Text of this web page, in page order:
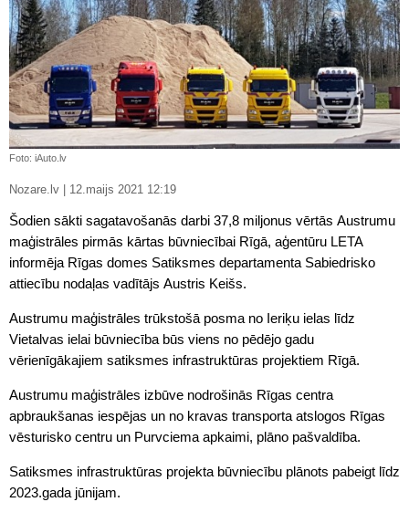
Foto: iAuto.lv
Nozare.lv | 12.maijs 2021 12:19
Šodien sākti sagatavošanās darbi 37,8 miljonus vērtās Austrumu
maģistrāles pirmās kārtas būvniecībai Rīgā, aģentūru LETA
informēja Rīgas domes Satiksmes departamenta Sabiedrisko
attiecību nodaļas vadītājs Austris Keišs.
Austrumu maģistrāles trūkstošā posma no Ieriķu ielas līdz
Vietalvas ielai būvniecība būs viens no pēdējo gadu
vērienīgākajiem satiksmes infrastruktūras projektiem Rīgā.
Austrumu maģistrāles izbūve nodrošinās Rīgas centra
apbraukšanas iespējas un no kravas transporta atslogos Rīgas
vēsturisko centru un Purvciema apkaimi, plāno pašvaldība.
Satiksmes infrastruktūras projekta būvniecību plānots pabeigt līdz
2023.gada jūnijam.